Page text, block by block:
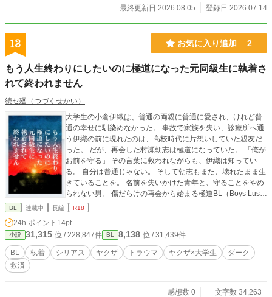
最終更新日 2026.08.05
登録日 2026.07.14
13 お気に入り追加 2
もう人生終わりにしたいのに極道になった元同級生に執着さ
れて終われません
続セ廻（つづくせかい）
大学生の小倉伊織は、普通の両親に普通に愛され、けれど普
通の幸せに馴染めなかった。 事故で家族を失い、診療所へ通
う伊織の前に現れたのは、高校時代に片想いしていた親友だ
った。 だが、再会した村瀬朝志は極道になっていた。 「俺が
お前を守る」 その言葉に救われながらも、伊織は知ってい
る。 自分は普通じゃない。 そして朝志もまた、壊れたまま生
きていることを。 名前を失いかけた青年と、守ることをやめ
られない男。 傷だらけの再会から始まる極道BL（Boys Lus
t） ※本作には暴力・流血・犯罪・精神疾患・性的描写を含み
閲覧の際はご注意ください。
BL 連載中 長編 R18
24h.ポイント 14pt
小説 31,315 位 / 228,847件 BL 8,138 位 / 31,439件
BL 執着 シリアス ヤクザ トラウマ ヤクザ×大学生
ダーク
救済
感想数 0
文字数 34,263